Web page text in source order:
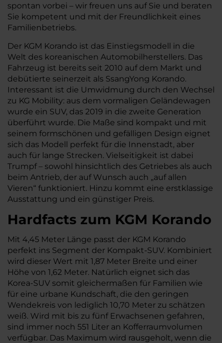
spontan vorbei – wir freuen uns auf Sie und beraten
Sie kompetent und mit der Freundlichkeit eines
Familienbetriebs.
Der KGM Korando ist das Einstiegsmodell in die
Welt des koreanischen Automobilherstellers. Das
Fahrzeug ist bereits seit 2010 auf dem Markt und
debütierte seinerzeit als SsangYong Korando.
Interessant ist die Umwidmung durch den Wechsel
zu KG Mobility: aus dem vormaligen Geländewagen
wurde ein SUV, das 2019 in die zweite Generation
überführt wurde. Die Maße sind kompakt und mit
seinem formschönen und gefälligen Design eignet
sich das Modell perfekt für die Innenstadt, aber
auch für lange Strecken. Vielseitigkeit ist dabei
Trumpf – sowohl hinsichtlich des Getriebes als auch
beim Antrieb, der auf Wunsch auch „auf allen
Vieren“ funktioniert. Hinzu kommt eine erstklassige
Ausstattung und ein günstiger Preis.
Hardfacts zum KGM Korando
Mit 4,45 Meter Länge passt der KGM Korando
perfekt ins Segment der Kompakt-SUV. Kombiniert
wird dieser Wert mit 1,87 Meter Breite und einer
Höhe von 1,62 Meter. Natürlich eignet sich das
Korea-SUV somit gleichermaßen für Familien wie
für eine urbane Kundschaft, die den geringen
Wendekreis von lediglich 10,70 Meter zu schätzen
weiß. Wird mit bis zu fünf Erwachsenen gefahren,
sind immer noch 551 Liter an Kofferraumvolumen
verfügbar. Das Maximum wird rausgeholt, wenn die